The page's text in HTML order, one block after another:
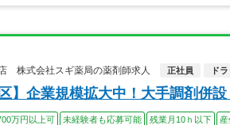
株式会社スギ薬局の薬剤師求人
正社員 ド
】企業規模拡大中！大手調剤併
万円以上可 未経験者も応募可能 残業月10ｈ以下